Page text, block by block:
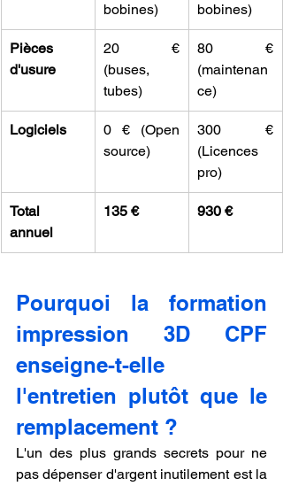
bobines)
bobines)
Pièces
d'usure
20 €
(buses,
tubes)
80 €
(maintenan
ce)
Logiciels
0 € (Open
source)
300 €
(Licences
pro)
Total
annuel
135 € 930 €
Pourquoi la formation
impression 3D CPF
enseigne-t-elle
l'entretien plutôt que le
remplacement ?
L'un des plus grands secrets pour ne
pas dépenser d'argent inutilement est la